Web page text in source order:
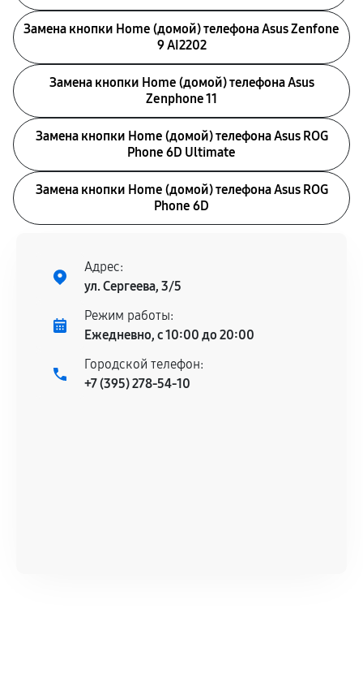
Замена кнопки Home (домой) телефона Asus Zenfone
9 AI2202
Замена кнопки Home (домой) телефона Asus
Zenphone 11
Замена кнопки Home (домой) телефона Asus ROG
Phone 6D Ultimate
Замена кнопки Home (домой) телефона Asus ROG
Phone 6D
Адрес:
ул. Сергеева, 3/5
Режим работы:
Ежедневно, с 10:00 до 20:00
Городской телефон:
+7 (395) 278-54-10